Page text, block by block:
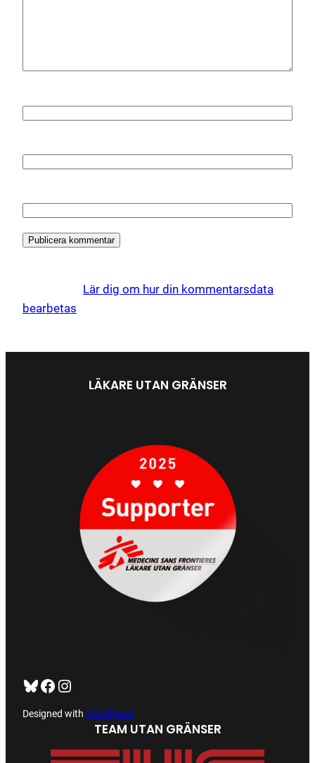
Lär dig om hur din kommentarsdata
bearbetas
LÄKARE UTAN GRÄNSER
Bluesky Facebook https://www.instagram.com/tug_ck/
Designed with WordPress
TEAM UTAN GRÄNSER